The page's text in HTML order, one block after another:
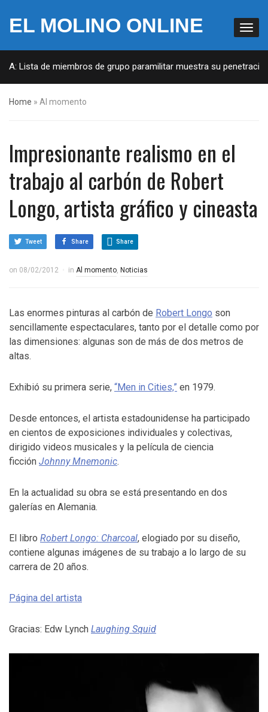
EL MOLINO ONLINE
de miembros de grupo paramilitar muestra su penetración en la
Home » Al momento
Impresionante realismo en el
trabajo al carbón de Robert
Longo, artista gráfico y cineasta
Tweet Share Share
on 08/02/2012 in Al momento, Noticias
Las enormes pinturas al carbón de Robert Longo son
sencillamente espectaculares, tanto por el detalle como por
las dimensiones: algunas son de más de dos metros de
altas.
Exhibió su primera serie, “Men in Cities,” en 1979.
Desde entonces, el artista estadounidense ha participado
en cientos de exposiciones individuales y colectivas,
dirigido videos musicales y la película de ciencia
ficción Johnny Mnemonic.
En la actualidad su obra se está presentando en dos
galerías en Alemania.
El libro Robert Longo: Charcoal, elogiado por su diseño,
contiene algunas imágenes de su trabajo a lo largo de su
carrera de 20 años.
Página del artista
Gracias: Edw Lynch Laughing Squid